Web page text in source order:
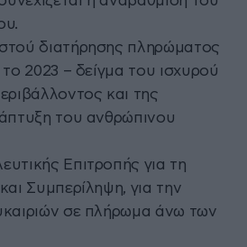
διατήρησης πληρώματος
2023 – δείγμα του ισχυρού
και της
του ανθρώπινου
Επιτροπής για τη
Συμπερίληψη, για την
σε πλήρωμα άνω των